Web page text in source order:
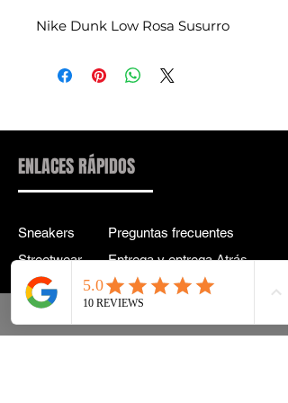
Nike Dunk Low Rosa Susurro
ENLACES RÁPIDOS
Sneakers
Streetwear
Accesorios
Instagram
Preguntas frecuentes
Entrega y entrega Atrás
política de confidencialidad
Términos